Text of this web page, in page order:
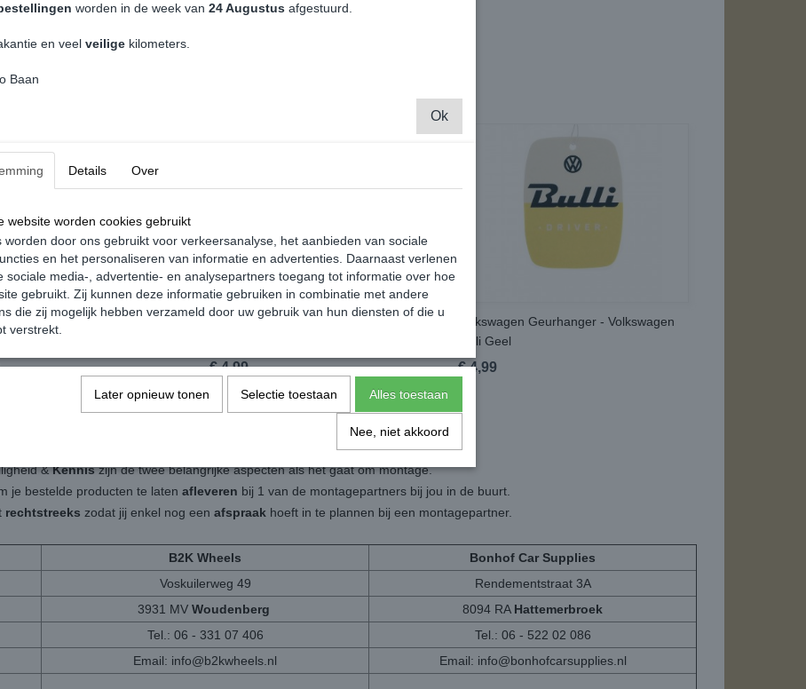
Geur: Pina Colada
Geurhanger - Volkswagen
Volkswagen Geurhanger - Volkswagen
€ 4,99
Volkswagen Geurhanger - Volkswagen
Bulli Geel
€ 4,99
&Kenniszijn de twee belangrijke aspecten als het gaat om montage.
je bestelde producten te laten afleveren bij 1 van de montagepartners bij jou in de buurt.
rechtstreeks zodat jij enkel nog een afspraak hoeft in te plannen bij een montagepartner.
B2K Wheels
Bonhof Car Supplies
Voskuilerweg 49
Rendementstraat 3A
3931 MV Woudenberg 8094 RA Hattemerbroek
Tel.: 06 - 331 07 406
Tel.: 06 - 522 02 086
Email: info@b2kwheels.nl Email: info@bonhofcarsupplies.nl
worden in de week van 24 Augustus afgestuurd.
en veel veilige kilometers.
Baan
Ok
Details Over
website worden cookies gebruikt
worden door ons gebruikt voor verkeersanalyse, het aanbieden van sociale
en het personaliseren van informatie en advertenties. Daarnaast verlenen
sociale media-, advertentie- en analysepartners toegang tot informatie over hoe
gebruikt. Zij kunnen deze informatie gebruiken in combinatie met andere
die zij mogelijk hebben verzameld door uw gebruik van hun diensten of die u
verstrekt.
Later opnieuw tonen Selectie toestaan Alles toestaan
Nee, niet akkoord